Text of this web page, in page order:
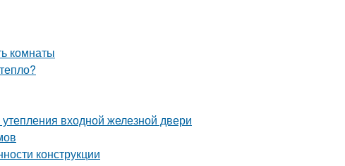
комнаты
входной железной двери
конструкции